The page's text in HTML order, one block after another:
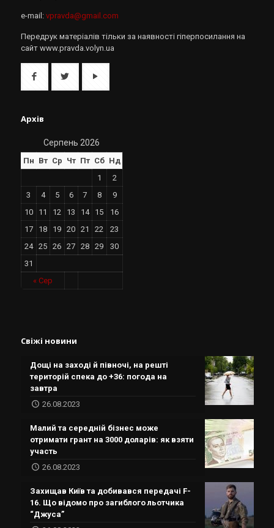
e-mail: vpravda@gmail.com
Передрук матеріалів тільки за наявності гіперпосилання на
сайт www.pravda.volyn.ua
Архів
Серпень 2026
Пн Вт Ср Чт Пт Сб Нд
« Сер
1
2
3
4 5 6 7 8
9
10
11 12 13 14 15
16
17
18 19 20 21 22
23
24
25 26 27 28 29
30
31
Свіжі новини
Дощі на заході й півночі, на решті
територій спека до +36: погода на
завтра
26.08.2023
Малий та середній бізнес може
отримати грант на 3000 доларів: як взяти
участь
26.08.2023
Захищав Київ та добивався передачі F-
16. Що відомо про загиблого льотчика
“Джуса”